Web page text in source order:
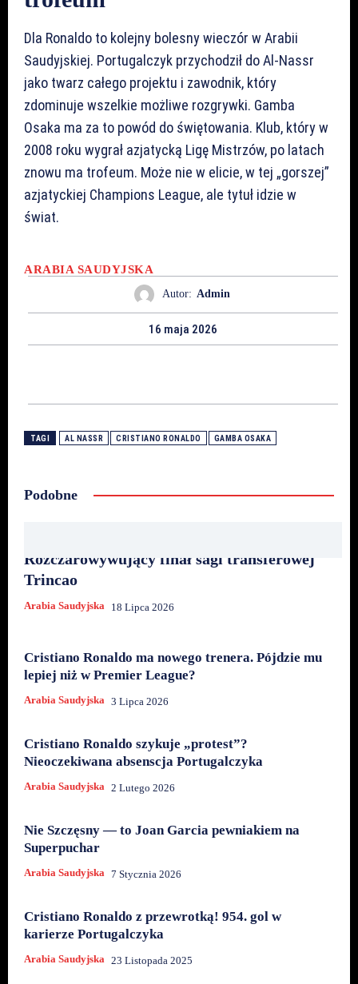
Dla Ronaldo to kolejny bolesny wieczór w Arabii
Saudyjskiej. Portugalczyk przychodził do Al-Nassr
jako twarz całego projektu i zawodnik, który
zdominuje wszelkie możliwe rozgrywki. Gamba
Osaka ma za to powód do świętowania. Klub, który w
2008 roku wygrał azjatycką Ligę Mistrzów, po latach
znowu ma trofeum. Może nie w elicie, w tej „gorszej”
azjatyckiej Champions League, ale tytuł idzie w
świat.
ARABIA SAUDYJSKA
Autor: Admin
16 maja 2026
TAGI AL NASSR CRISTIANO RONALDO GAMBA OSAKA
Podobne
Rozczarowywujący finał sagi transferowej
Trincao
Arabia Saudyjska 18 Lipca 2026
Cristiano Ronaldo ma nowego trenera. Pójdzie mu
lepiej niż w Premier League?
Arabia Saudyjska 3 Lipca 2026
Cristiano Ronaldo szykuje „protest”?
Nieoczekiwana absenscja Portugalczyka
Arabia Saudyjska 2 Lutego 2026
Nie Szczęsny — to Joan Garcia pewniakiem na
Superpuchar
Arabia Saudyjska 7 Stycznia 2026
Cristiano Ronaldo z przewrotką! 954. gol w
karierze Portugalczyka
Arabia Saudyjska 23 Listopada 2025